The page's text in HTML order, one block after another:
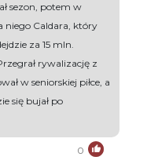
sezon, potem w
niego Caldara, który
za 15 mln.
rywalizację z
w seniorskiej piłce, a
się bujał po
0